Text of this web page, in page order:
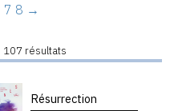
7 8 →
107 résultats
Résurrection